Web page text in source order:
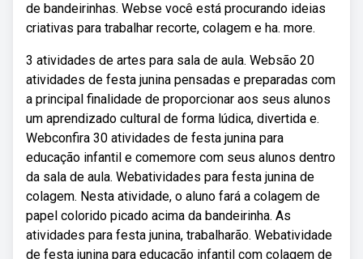
de bandeirinhas. Webse você está procurando ideias
criativas para trabalhar recorte, colagem e ha. more.
3 atividades de artes para sala de aula. Websão 20
atividades de festa junina pensadas e preparadas com
a principal finalidade de proporcionar aos seus alunos
um aprendizado cultural de forma lúdica, divertida e.
Webconfira 30 atividades de festa junina para
educação infantil e comemore com seus alunos dentro
da sala de aula. Webatividades para festa junina de
colagem. Nesta atividade, o aluno fará a colagem de
papel colorido picado acima da bandeirinha. As
atividades para festa junina, trabalharão. Webatividade
de festa junina para educação infantil com colagem de